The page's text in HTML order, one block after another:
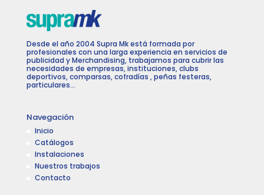
Desde el año 2004 Supra Mk está formada por
profesionales con una larga experiencia en servicios de
publicidad y Merchandising, trabajamos para cubrir las
necesidades de empresas, instituciones, clubs
deportivos, comparsas, cofradías , peñas festeras,
particulares…
Navegación
Inicio
Catálogos
Instalaciones
Nuestros trabajos
Contacto